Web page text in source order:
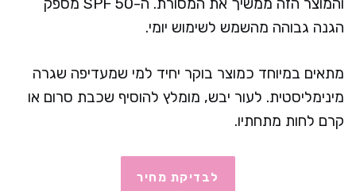
הגנה גבוהה מהשמש לשימוש יומי.
מתאים במיוחד כמוצר בוקר יחיד למי שמעדיפה שגרה
מינימליסטית. לעור יבש, מומלץ להוסיף שכבת סרום או
קרם לחות מתחתיו.
לבדיקת מחיר